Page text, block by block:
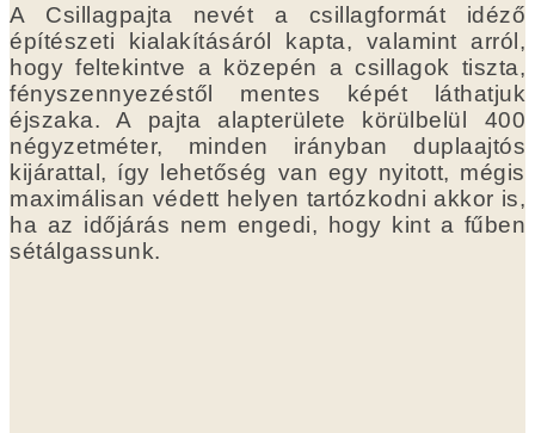
A Csillagpajta nevét a csillagformát idéző
építészeti kialakításáról kapta, valamint arról,
hogy feltekintve a közepén a csillagok tiszta,
fényszennyezéstől mentes képét láthatjuk
éjszaka. A pajta alapterülete körülbelül 400
négyzetméter, minden irányban duplaajtós
kijárattal, így lehetőség van egy nyitott, mégis
maximálisan védett helyen tartózkodni akkor is,
ha az időjárás nem engedi, hogy kint a fűben
sétálgassunk.